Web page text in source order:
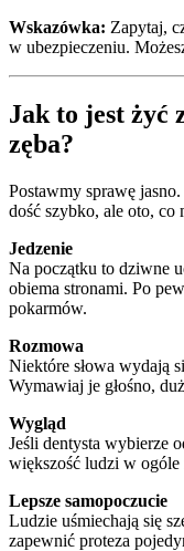
Wskazówka: Zapytaj,
w ubezpieczeniu.
Jak to jest żyć
zęba?
Postawmy sprawę
dość szybko, ale oto, co
Jedzenie
Na początku to dziwne
obiema stronami. Po
pokarmów.
Rozmowa
Niektóre słowa wydają
Wymawiaj je głośno,
Wygląd
Jeśli dentysta wybierze
większość ludzi w ogóle
Lepsze samopoczucie
Ludzie uśmiechają się
zapewnić proteza